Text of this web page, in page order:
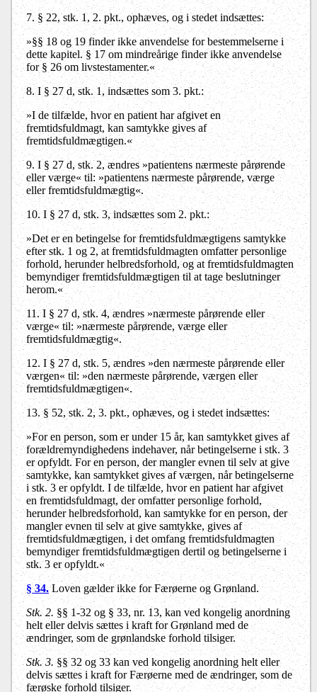
7.§ 22, stk. 1, 2. pkt., ophæves, og i stedet indsættes:
»§§ 18 og 19 finder ikke anvendelse for bestemmelserne i
dette kapitel. § 17 om mindreårige finder ikke anvendelse
for § 26 om livstestamenter.«
8.I § 27 d, stk. 1, indsættes som 3. pkt.:
»I de tilfælde, hvor en patient har afgivet en
fremtidsfuldmagt, kan samtykke gives af
fremtidsfuldmægtigen.«
9. I § 27 d, stk. 2, ændres »patientens nærmeste pårørende
eller værge« til: »patientens nærmeste pårørende, værge
eller fremtidsfuldmægtig«.
10.I § 27 d, stk. 3, indsættes som 2. pkt.:
»Det er en betingelse for fremtidsfuldmægtigens samtykke
efter stk. 1 og 2, at fremtidsfuldmagten omfatter personlige
forhold, herunder helbredsforhold, og at fremtidsfuldmagten
bemyndiger fremtidsfuldmægtigen til at tage beslutninger
herom.«
11.I § 27 d, stk. 4, ændres »nærmeste pårørende eller
værge« til: »nærmeste pårørende, værge eller
fremtidsfuldmægtig«.
12.I § 27 d, stk. 5, ændres »den nærmeste pårørende eller
værgen« til: »den nærmeste pårørende, værgen eller
fremtidsfuldmægtigen«.
13.§ 52, stk. 2, 3. pkt., ophæves, og i stedet indsættes:
»For en person, som er under 15 år, kan samtykket gives af
forældremyndighedens indehaver, når betingelserne i stk. 3
er opfyldt. For en person, der mangler evnen til selv at give
samtykke, kan samtykket gives af værgen, når betingelserne
i stk. 3 er opfyldt. I de tilfælde, hvor en patient har afgivet
en fremtidsfuldmagt, der omfatter personlige forhold,
herunder helbredsforhold, kan samtykke for en person, der
mangler evnen til selv at give samtykke, gives af
fremtidsfuldmægtigen, i det omfang fremtidsfuldmagten
bemyndiger fremtidsfuldmægtigen dertil og betingelserne i
stk. 3 er opfyldt.«
§ 34.Loven gælder ikke for Færøerne og Grønland.
Stk. 2. §§ 1-32 og § 33, nr. 13, kan ved kongelig anordning
helt eller delvis sættes i kraft for Grønland med de
ændringer, som de grønlandske forhold tilsiger.
Stk. 3. §§ 32 og 33 kan ved kongelig anordning helt eller
delvis sættes i kraft for Færøerne med de ændringer, som de
færøske forhold tilsiger.